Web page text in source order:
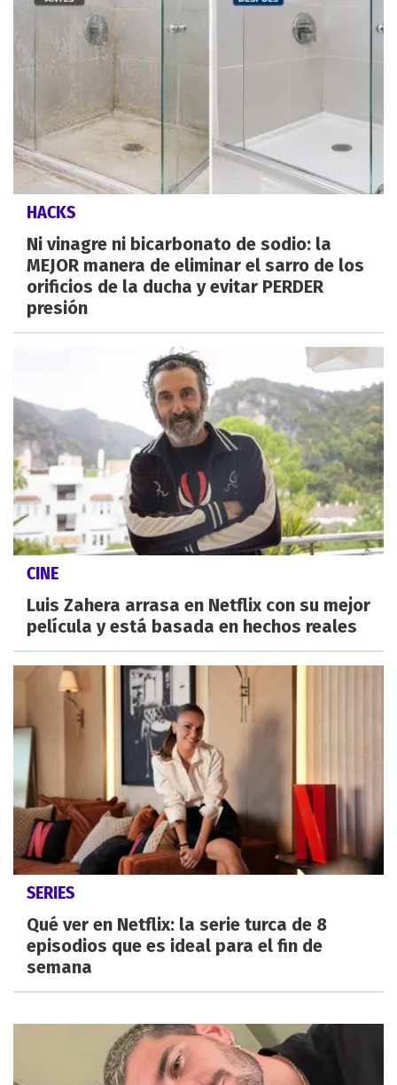
HACKS
Ni vinagre ni bicarbonato de sodio: la
MEJOR manera de eliminar el sarro de los
orificios de la ducha y evitar PERDER
presión
CINE
Luis Zahera arrasa en Netflix con su mejor
película y está basada en hechos reales
SERIES
Qué ver en Netflix: la serie turca de 8
episodios que es ideal para el fin de
semana